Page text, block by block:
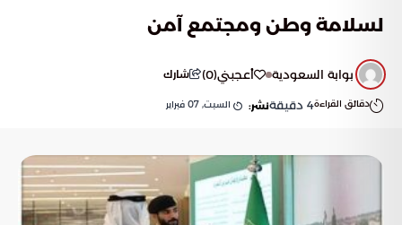
لسلامة وطن ومجتمع آمن
بوابة السعودية أعجبني(
0
) شارك
دقائق القراءة4 دقيقةنشر: السبت, 07 فبراير